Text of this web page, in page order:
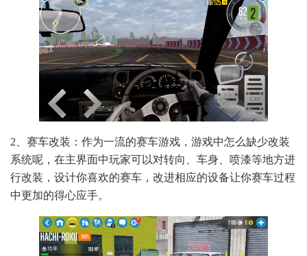
2、赛车改装：作为一流的赛车游戏，游戏中怎么缺少改装
系统呢，在主界面中玩家可以对转向、车身、喷漆等地方进
行改装，设计你喜欢的赛车，改进相应的设备让你赛车过程
中更加的得心应手。